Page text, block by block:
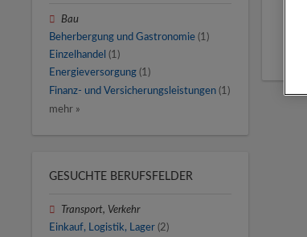
Bau
Beherbergung und Gastronomie (1)
Einzelhandel (1)
Energieversorgung (1)
Finanz- und Versicherungsleistungen (1)
mehr »
GESUCHTE BERUFSFELDER
Transport, Verkehr
Einkauf, Logistik, Lager (2)